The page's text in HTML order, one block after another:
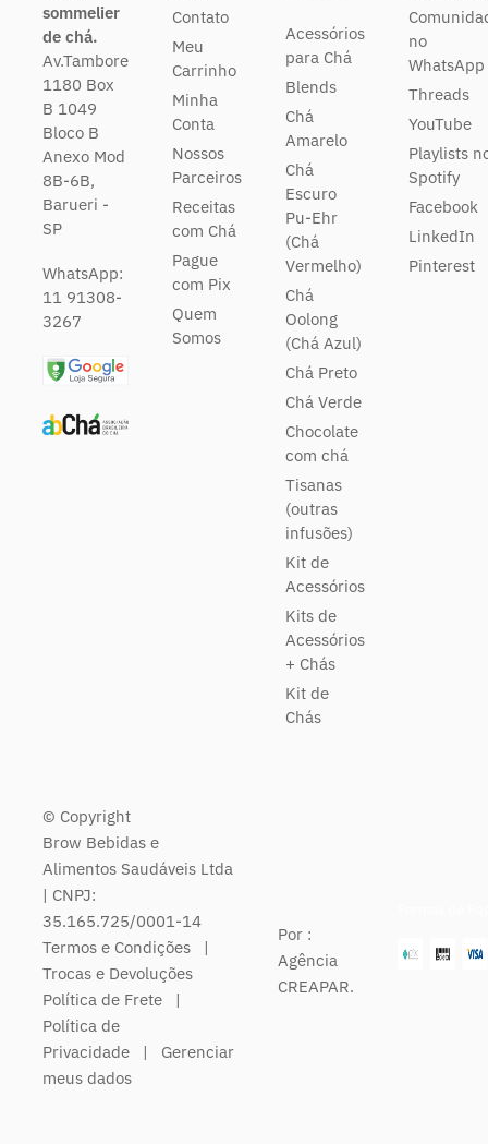
sommelier
de chá.
Av.Tambore
1180 Box
B 1049
Bloco B
Anexo Mod
8B-6B,
Barueri -
SP
WhatsApp:
11 91308-
3267
Contato
Meu
Carrinho
Minha
Conta
Nossos
Parceiros
Receitas
com Chá
Pague
com Pix
Quem
Somos
Acessórios
para Chá
Blends
Chá
Amarelo
Chá
Escuro
Pu-Ehr
(Chá
Vermelho)
Chá
Oolong
(Chá Azul)
Chá Preto
Chá Verde
Chocolate
com chá
Tisanas
(outras
infusões)
Kit de
Acessórios
Kits de
Acessórios
+ Chás
Kit de
Chás
no
WhatsApp
Threads
YouTube
Playlists
Spotify
Facebook
LinkedIn
Pinterest
© Copyright
Brow Bebidas e
Alimentos Saudáveis Ltda
| CNPJ:
35.165.725/0001-14
Termos e Condições |
Trocas e Devoluções
Política de Frete |
Política de
Privacidade | Gerenciar
meus dados
Por :
Agência
CREAPAR.